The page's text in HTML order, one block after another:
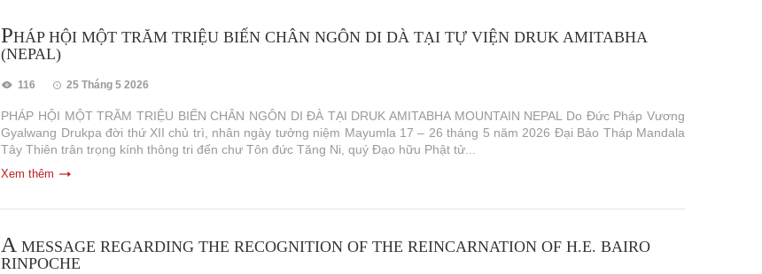
PHÁP HỘI MỘT TRĂM TRIỆU BIẾN CHÂN NGÔN DI DÀ TẠI TỰ VIỆN DRUK AMITABHA
(NEPAL)
116 25 Tháng 5 2026
PHÁP HỘI MỘT TRĂM TRIỆU BIẾN CHÂN NGÔN DI ĐÀ TẠI DRUK AMITABHA MOUNTAIN NEPAL Do Đức Pháp Vương
Gyalwang Drukpa đời thứ XII chủ trì, nhân ngày tưởng niệm Mayumla 17 – 26 tháng 5 năm 2026 Đại Bảo Tháp Mandala
Tây Thiên trân trọng kính thông tri đến chư Tôn đức Tăng Ni, quý Đạo hữu Phật tử...
Xem thêm
A MESSAGE REGARDING THE RECOGNITION OF THE REINCARNATION OF H.E. BAIRO
RINPOCHE